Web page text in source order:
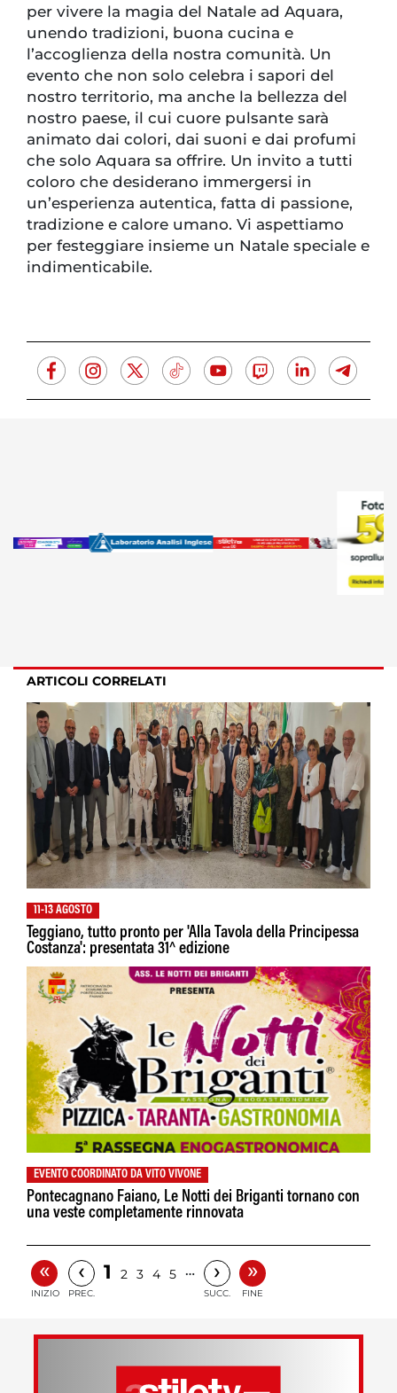
per vivere la magia del Natale ad Aquara,
unendo tradizioni, buona cucina e
l’accoglienza della nostra comunità. Un
evento che non solo celebra i sapori del
nostro territorio, ma anche la bellezza del
nostro paese, il cui cuore pulsante sarà
animato dai colori, dai suoni e dai profumi
che solo Aquara sa offrire. Un invito a tutti
coloro che desiderano immergersi in
un’esperienza autentica, fatta di passione,
tradizione e calore umano. Vi aspettiamo
per festeggiare insieme un Natale speciale e
indimenticabile.
ARTICOLI CORRELATI
11-13 AGOSTO
Teggiano, tutto pronto per 'Alla Tavola della Principessa
Costanza': presentata 31^ edizione
EVENTO COORDINATO DA VITO VIVONE
Pontecagnano Faiano, Le Notti dei Briganti tornano con
una veste completamente rinnovata
«
INIZIO
‹
PREC.
1 2 3 4 5 … ›
SUCC.
»
FINE